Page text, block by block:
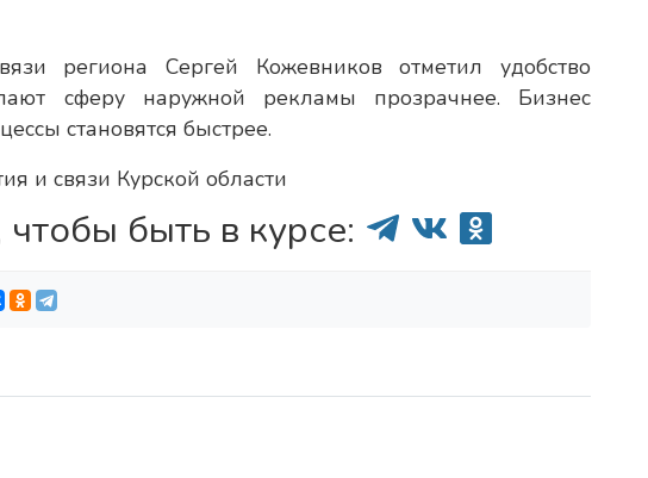
региона Сергей Кожевников отметил удобство
сферу наружной рекламы прозрачнее. Бизнес
становятся быстрее.
и связи Курской области
быть в курсе: